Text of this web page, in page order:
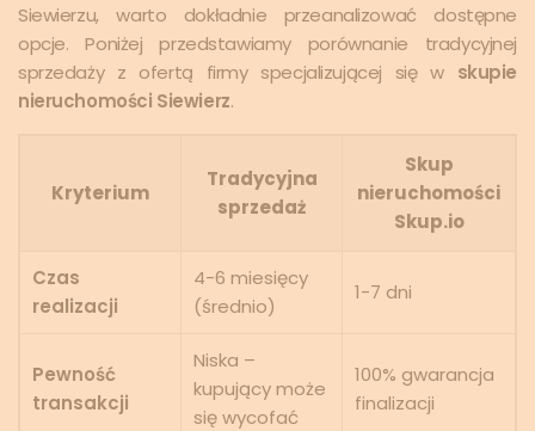
Siewierzu, warto dokładnie przeanalizować dostępne
opcje. Poniżej przedstawiamy porównanie tradycyjnej
sprzedaży z ofertą firmy specjalizującej się w skupie
nieruchomości Siewierz.
Kryterium
Tradycyjna
sprzedaż
Skup
nieruchomości
Skup.io
Czas
realizacji
4-6 miesięcy
(średnio)
1-7 dni
Pewność
transakcji
Niska –
kupujący może
się wycofać
100% gwarancja
finalizacji